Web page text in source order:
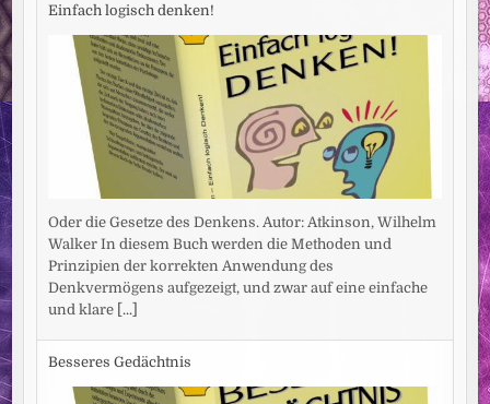
Einfach logisch denken!
Oder die Gesetze des Denkens. Autor: Atkinson, Wilhelm
Walker In diesem Buch werden die Methoden und
Prinzipien der korrekten Anwendung des
Denkvermögens aufgezeigt, und zwar auf eine einfache
und klare [...]
Besseres Gedächtnis